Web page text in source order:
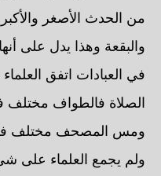
من الحدث الأصغر
والبقعة وهذا يدل على
في العبادات اتفق
الصلاة فالطواف مختلف
ومس المصحف مختلف
ولم يجمع العلماء على